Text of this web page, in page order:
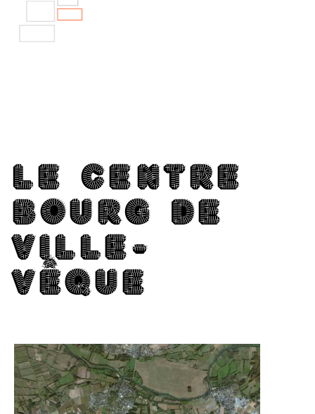
LE CENTRE
BOURG DE
VIL­LE­
VÊQUE